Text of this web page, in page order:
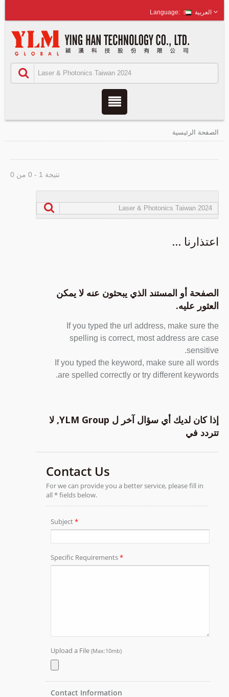
العربية
الصفحة الرئيسية
نتيجة 1 - 0 من 0
اعتذارنا ...
الصفحة أو المستند الذي يبحثون عنه لا يمكن
العثور عليه.
If you typed the url address, make sure the
spelling is correct, most address are case
sensitive.
If you typed the keyword, make sure all words
are spelled correctly or try different keywords.
إذا كان لديك أي سؤال آخر ل YLM Group, لا
تتردد في